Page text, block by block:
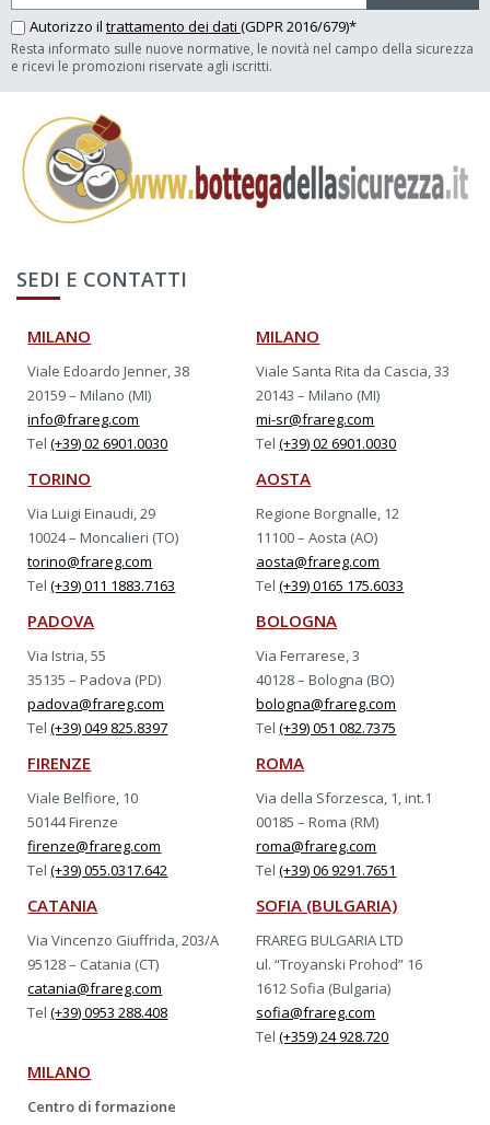
Autorizzo il trattamento dei dati (GDPR 2016/679)*
Resta informato sulle nuove normative, le novità nel campo della sicurezza
e ricevi le promozioni riservate agli iscritti.
SEDI E CONTATTI
MILANO
Viale Edoardo Jenner, 38
20159 – Milano (MI)
info@frareg.com
Tel(+39) 02 6901.0030
MILANO
Viale Santa Rita da Cascia, 33
20143 – Milano (MI)
mi-sr@frareg.com
Tel(+39) 02 6901.0030
TORINO
Via Luigi Einaudi, 29
10024 – Moncalieri (TO)
torino@frareg.com
Tel(+39) 011 1883.7163
AOSTA
Regione Borgnalle, 12
11100 – Aosta (AO)
aosta@frareg.com
Tel(+39) 0165 175.6033
PADOVA
Via Istria, 55
35135 – Padova (PD)
padova@frareg.com
Tel(+39) 049 825.8397
BOLOGNA
Via Ferrarese, 3
40128 – Bologna (BO)
bologna@frareg.com
Tel(+39) 051 082.7375
FIRENZE
Viale Belfiore, 10
50144 Firenze
firenze@frareg.com
Tel(+39) 055.0317.642
ROMA
Via della Sforzesca, 1, int.1
00185 – Roma (RM)
roma@frareg.com
Tel(+39) 06 9291.7651
CATANIA
Via Vincenzo Giuffrida, 203/A
95128 – Catania (CT)
catania@frareg.com
Tel(+39) 0953 288.408
SOFIA (BULGARIA)
FRAREG BULGARIA LTD
ul. “Troyanski Prohod” 16
1612 Sofia (Bulgaria)
sofia@frareg.com
Tel(+359) 24 928.720
MILANO
Centro di formazione